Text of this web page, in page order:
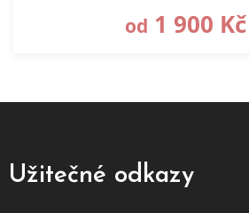
od 1 900 Kč
Užitečné odkazy